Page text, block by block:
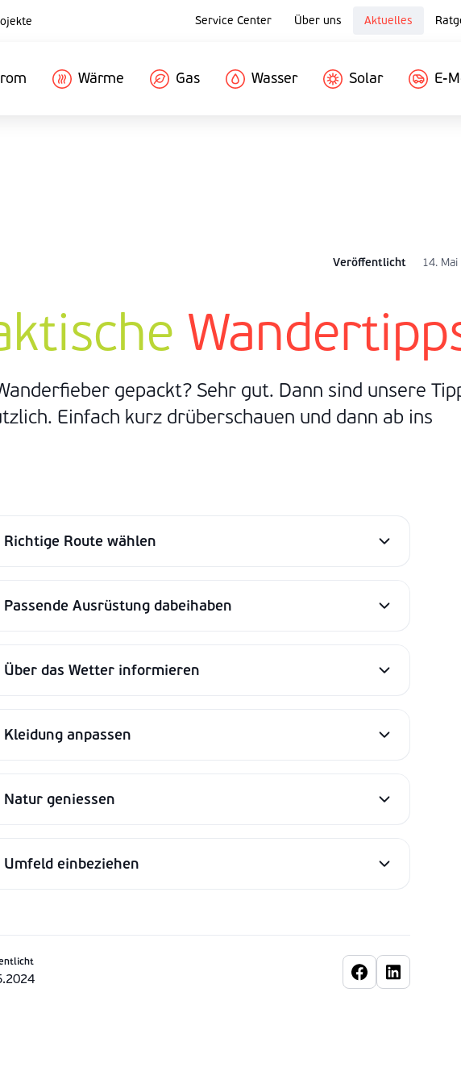
Service Center Über uns Aktuelles
Wärme Gas Wasser Solar E-
Veröffentlicht 14.
gepackt? Sehr gut. Dann sind unsere
Einfach kurz drüberschauen und dann ab ins
Richtige Route wählen
Passende Ausrüstung dabeihaben
Über das Wetter informieren
Kleidung anpassen
Natur geniessen
Umfeld einbeziehen